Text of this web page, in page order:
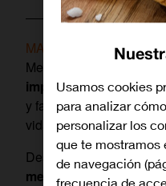
MASORANGE
quiere
Medioambiente
impacto positivoen la
y favoreciendo que la
vida las personas y la
Desde su nacimiento,
mejor empresa del
Usamos cookies
para analizar
personalizar los
que te mostramos
de navegación
frecuencia de